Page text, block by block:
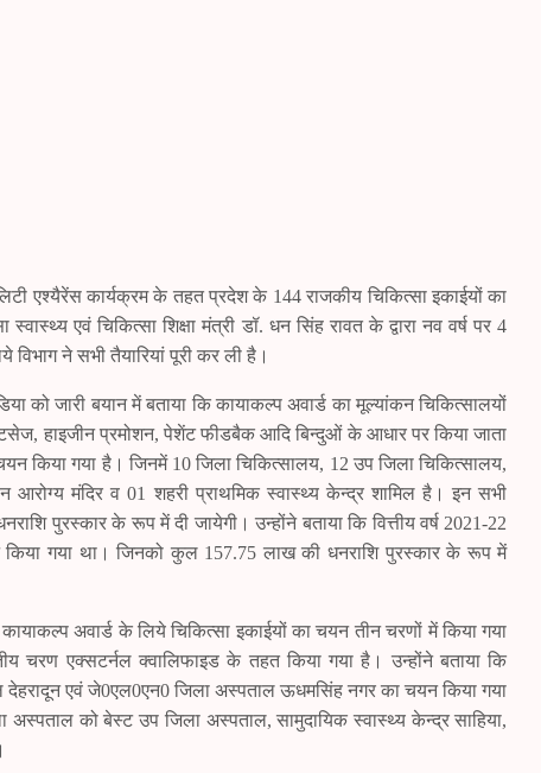
एश्यैरेंस कार्यक्रम के तहत प्रदेश के 144 राजकीय चिकित्सा इकाईयों का
एवं चिकित्सा शिक्षा मंत्री डॉ. धन सिंह रावत के द्वारा नव वर्ष पर 4
विभाग ने सभी तैयारियां पूरी कर ली है।
को जारी बयान में बताया कि कायाकल्प अवार्ड का मूल्यांकन चिकित्सालयों
हाइजीन प्रमोशन, पेशेंट फीडबैक आदि बिन्दुओं के आधार पर किया जाता
किया गया है। जिनमें 10 जिला चिकित्सालय, 12 उप जिला चिकित्सालय,
आरोग्य मंदिर व 01 शहरी प्राथमिक स्वास्थ्य केन्द्र शामिल है। इन सभी
पुरस्कार के रूप में दी जायेगी। उन्होंने बताया कि वित्तीय वर्ष 2021-22
किया गया था। जिनको कुल 157.75 लाख की धनराशि पुरस्कार के रूप में
कायाकल्प अवार्ड के लिये चिकित्सा इकाईयों का चयन तीन चरणों में किया गया
एक्सटर्नल क्वालिफाइड के तहत किया गया है। उन्होंने बताया कि
एवं जे0एल0एन0 जिला अस्पताल ऊधमसिंह नगर का चयन किया गया
अस्पताल को बेस्ट उप जिला अस्पताल, सामुदायिक स्वास्थ्य केन्द्र साहिया,